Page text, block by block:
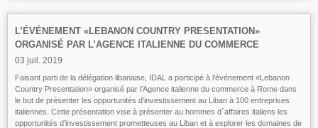
L’ÉVÉNEMENT «LEBANON COUNTRY PRESENTATION»
ORGANISÉ PAR L’AGENCE ITALIENNE DU COMMERCE
03 juil. 2019
Faisant parti de la délégation libanaise, IDAL a participé à l’événement «Lebanon
Country Presentation» organisé par l’Agence italienne du commerce à Rome dans
le but de présenter les opportunités d’investissement au Liban à 100 entreprises
italiennes. Cette présentation vise à présenter au hommes d`affaires italiens les
opportunités d’investissement prometteuses au Liban et à explorer les domaines de